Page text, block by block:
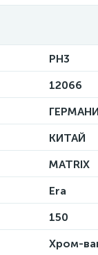
PH3
12066
КИТАЙ
MATRIX
Era
150
Хром-